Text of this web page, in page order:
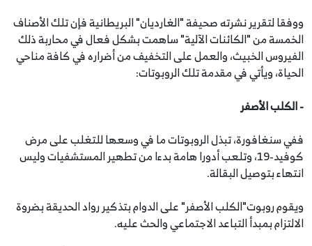
ووفقا لتقرير نشرته صحيفة "الغارديان" البريطانية فإن تلك الأصناف
الخمسة من "الكائنات الآلية" ساهمت بشكل فعال في محاربة ذلك
الفيروس الخبيث، والعمل على التخفيف من أضراره في كافة مناحي
الحياة، ويأتي في مقدمة تلك الروبوتات:
- الكلب الأصفر
ففي سنغافورة، تبذل الروبوتات ما في وسعها للتغلب على مرض
كوفيد-19، وتلعب أدورا هامة بدءا من تطهير المستشفيات وليس
انتهاء بتوصيل البقالة.
ويقوم روبوت"الكلب الأصفر" على الدوام بتذكير رواد الحديقة بضروة
الالتزام بمبدأ التباعد الاجتماعي والحث عليه.